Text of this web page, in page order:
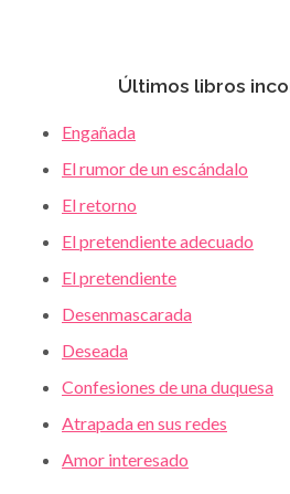
Últimos libros
Engañada
El rumor de un escándalo
El retorno
El pretendiente adecuado
El pretendiente
Desenmascarada
Deseada
Confesiones de una duquesa
Atrapada en sus redes
Amor interesado